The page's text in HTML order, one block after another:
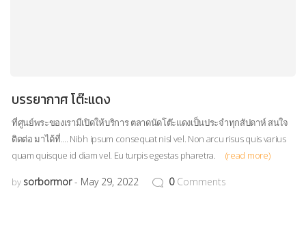
บรรยากาศ โต๊ะแดง
ที่ศูนย์พระของเรามีเปิดให้บริการ ตลาดนัดโต๊ะแดงเป็นประจำทุกสัปดาห์ สนใจ
ติดต่อ มาได้ที่.... Nibh ipsum consequat nisl vel. Non arcu risus quis varius
quam quisque id diam vel. Eu turpis egestas pharetra.
(read more)
by sorbormor May 29, 2022 0Comments